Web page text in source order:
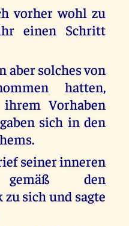
vorher wohl zu
einen Schritt
aber solches von
hatten,
Vorhaben
sich in den
seiner inneren
gemäß den
sich und sagte